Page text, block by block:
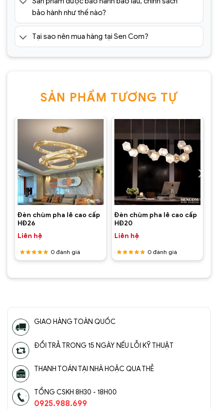
Đèn chùm pha lê cao cấp SC0227-SR(2)
Đèn chùm pha lê cao cấp SC0227-SR(3)
Đèn chùm pha lê cao cấp SC0227-SR(4)
bảo hành như thế nào?
Tại sao nên mua hàng tại Sen Com?
SẢN PHẨM TƯƠNG TỰ
Đèn chùm pha lê cao cấp
HĐ26
Liên hệ
Được
55 sao
0 đánh giá
Đèn chùm pha lê cao cấp
HĐ20
Liên hệ
Được
55 sao
0 đánh giá
GIAO HÀNG TOÀN QUỐC
ĐỔI TRẢ TRONG 15 NGÀY NẾU LỖI KỸ THUẬT
THANH TOÁN TẠI NHÀ HOẶC QUA THẺ
TỔNG CSKH 8H30 - 18H00
0925.988.699